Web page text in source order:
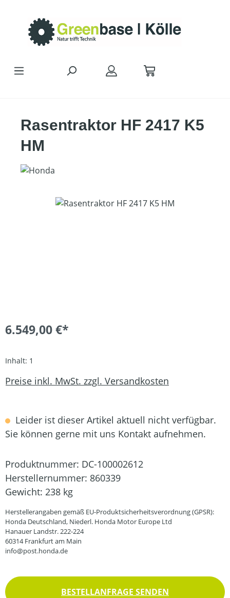
Rasentraktor HF 2417 K5
HM
Bildergalerie überspringen
6.549,00 €*
Inhalt: 1
Preise inkl. MwSt. zzgl. Versandkosten
Leider ist dieser Artikel aktuell nicht verfügbar.
Sie können gerne mit uns Kontakt aufnehmen.
Produktnummer: DC-100002612
Herstellernummer: 860339
Gewicht: 238 kg
Herstellerangaben gemäß EU-Produktsicherheitsverordnung (GPSR):
Honda Deutschland, Niederl. Honda Motor Europe Ltd
Hanauer Landstr. 222-224
60314 Frankfurt am Main
info@post.honda.de
BESTELLANFRAGE SENDEN